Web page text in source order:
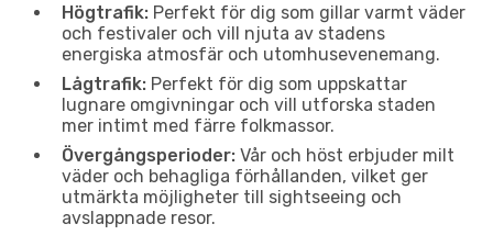
Högtrafik: Perfekt för dig som gillar varmt väder
och festivaler och vill njuta av stadens
energiska atmosfär och utomhusevenemang.
Lågtrafik: Perfekt för dig som uppskattar
lugnare omgivningar och vill utforska staden
mer intimt med färre folkmassor.
Övergångsperioder: Vår och höst erbjuder milt
väder och behagliga förhållanden, vilket ger
utmärkta möjligheter till sightseeing och
avslappnade resor.